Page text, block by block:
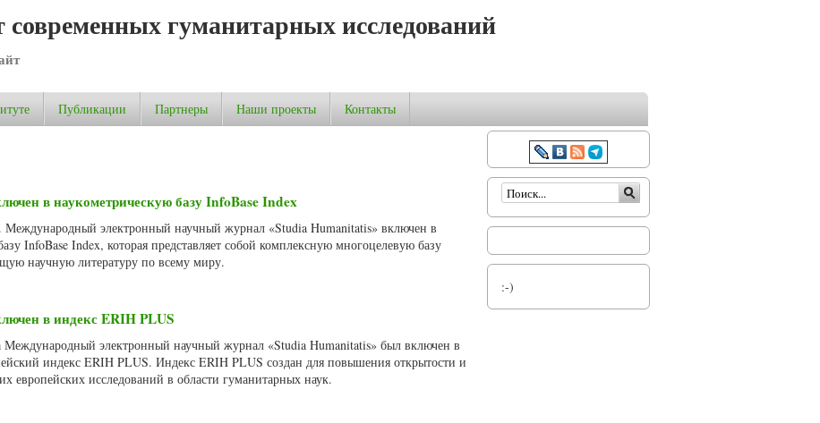
современных гуманитарных исследований
Публикации Партнеры Наши проекты Контакты
в наукометрическую базу InfoBase Index
Международный электронный научный журнал «Studia Humanitatis» включен в
InfoBase Index, которая представляет собой комплексную многоцелевую базу
научную литературу по всему миру.
в индекс ERIH PLUS
Международный электронный научный журнал «Studia Humanitatis» был включен в
индекс ERIH PLUS. Индекс ERIH PLUS создан для повышения открытости и
европейских исследований в области гуманитарных наук.
Форма поиска
:-)